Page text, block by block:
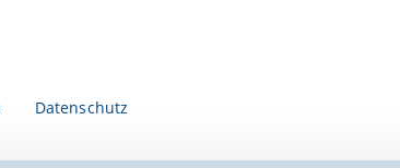
Datenschutz